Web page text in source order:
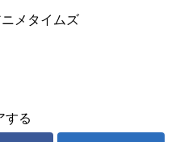
メタイムズ
する